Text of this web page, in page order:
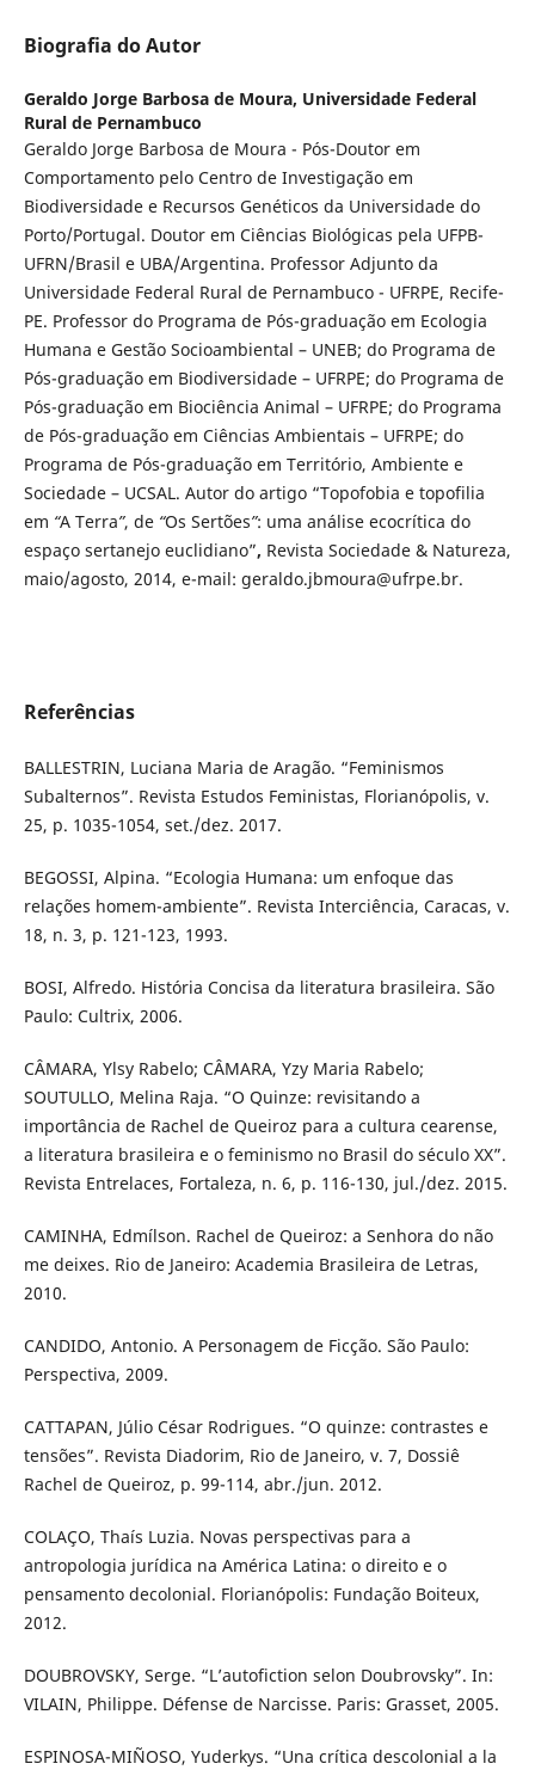
Biografia do Autor
Geraldo Jorge Barbosa de Moura, Universidade Federal
Rural de Pernambuco
Geraldo Jorge Barbosa de Moura - Pós-Doutor em
Comportamento pelo Centro de Investigação em
Biodiversidade e Recursos Genéticos da Universidade do
Porto/Portugal. Doutor em Ciências Biológicas pela UFPB-
UFRN/Brasil e UBA/Argentina. Professor Adjunto da
Universidade Federal Rural de Pernambuco - UFRPE, Recife-
PE. Professor do Programa de Pós-graduação em Ecologia
Humana e Gestão Socioambiental – UNEB; do Programa de
Pós-graduação em Biodiversidade – UFRPE; do Programa de
Pós-graduação em Biociência Animal – UFRPE; do Programa
de Pós-graduação em Ciências Ambientais – UFRPE; do
Programa de Pós-graduação em Território, Ambiente e
Sociedade – UCSAL. Autor do artigo “Topofobia e topofilia
em “A Terra”, de “Os Sertões”: uma análise ecocrítica do
espaço sertanejo euclidiano”, Revista Sociedade & Natureza,
maio/agosto, 2014, e-mail: geraldo.jbmoura@ufrpe.br.
Referências
BALLESTRIN, Luciana Maria de Aragão. “Feminismos
Subalternos”. Revista Estudos Feministas, Florianópolis, v.
25, p. 1035-1054, set./dez. 2017.
BEGOSSI, Alpina. “Ecologia Humana: um enfoque das
relações homem-ambiente”. Revista Interciência, Caracas, v.
18, n. 3, p. 121-123, 1993.
BOSI, Alfredo. História Concisa da literatura brasileira. São
Paulo: Cultrix, 2006.
CÂMARA, Ylsy Rabelo; CÂMARA, Yzy Maria Rabelo;
SOUTULLO, Melina Raja. “O Quinze: revisitando a
importância de Rachel de Queiroz para a cultura cearense,
a literatura brasileira e o feminismo no Brasil do século XX”.
Revista Entrelaces, Fortaleza, n. 6, p. 116-130, jul./dez. 2015.
CAMINHA, Edmílson. Rachel de Queiroz: a Senhora do não
me deixes. Rio de Janeiro: Academia Brasileira de Letras,
2010.
CANDIDO, Antonio. A Personagem de Ficção. São Paulo:
Perspectiva, 2009.
CATTAPAN, Júlio César Rodrigues. “O quinze: contrastes e
tensões”. Revista Diadorim, Rio de Janeiro, v. 7, Dossiê
Rachel de Queiroz, p. 99-114, abr./jun. 2012.
COLAÇO, Thaís Luzia. Novas perspectivas para a
antropologia jurídica na América Latina: o direito e o
pensamento decolonial. Florianópolis: Fundação Boiteux,
2012.
DOUBROVSKY, Serge. “L’autofiction selon Doubrovsky”. In:
VILAIN, Philippe. Défense de Narcisse. Paris: Grasset, 2005.
ESPINOSA-MIÑOSO, Yuderkys. “Una crítica descolonial a la